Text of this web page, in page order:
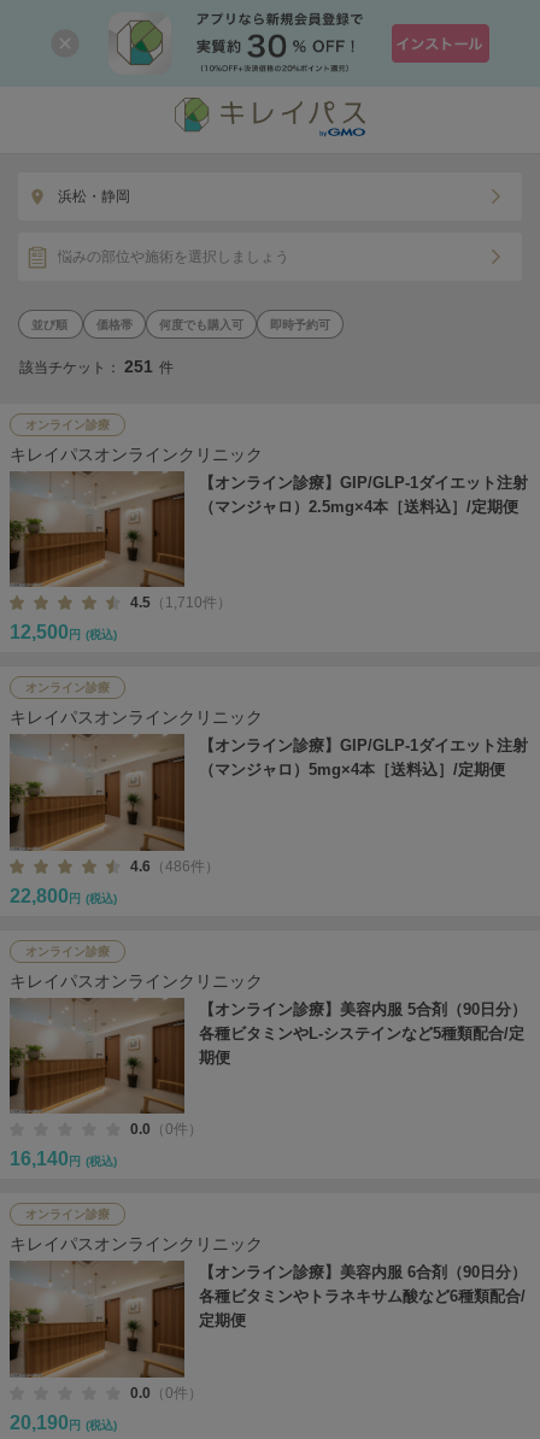
浜松・静岡
悩みの部位や施術を選択しましょう
価格帯 何度でも購入可 即時予約可
該当チケット： 251 件
オンライン診療
キレイパスオンラインクリニック
【オンライン診療】GIP/GLP-1ダイエット注射
（マンジャロ）2.5mg×4本［送料込］/定期便
4.5 （1,710件）
12,500 円 (税込)
オンライン診療
キレイパスオンラインクリニック
【オンライン診療】GIP/GLP-1ダイエット注射
（マンジャロ）5mg×4本［送料込］/定期便
4.6 （486件）
22,800 円 (税込)
オンライン診療
キレイパスオンラインクリニック
【オンライン診療】美容内服 5合剤（90日分）
各種ビタミンやL-システインなど5種類配合/定
期便
0.0 （0件）
16,140 円 (税込)
オンライン診療
キレイパスオンラインクリニック
【オンライン診療】美容内服 6合剤（90日分）
各種ビタミンやトラネキサム酸など6種類配合/
定期便
0.0 （0件）
20,190 円 (税込)